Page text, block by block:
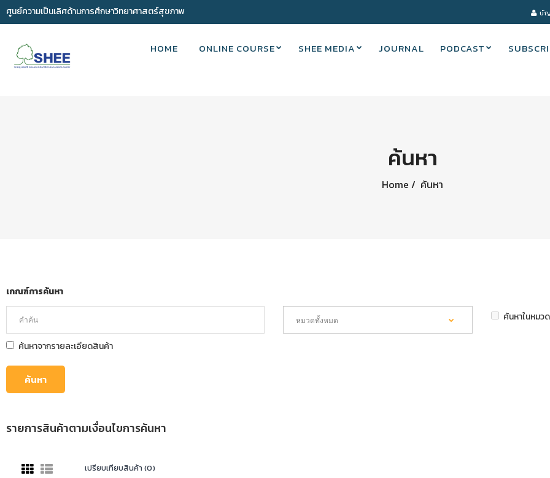
ศูนย์ความเป็นเลิศด้านการศึกษาวิทยาศาสตร์สุขภาพ บั
HOME ONLINE COURSE SHEE MEDIA JOURNAL PODCAST
ค้นหา
Home ค้นหา
เกณฑ์การค้นหา
ค้นหาในหมว
ค้นหาจากรายละเอียดสินค้า
รายการสินค้าตามเงื่อนไขการค้นหา
เปรียบเทียบสินค้า (0)